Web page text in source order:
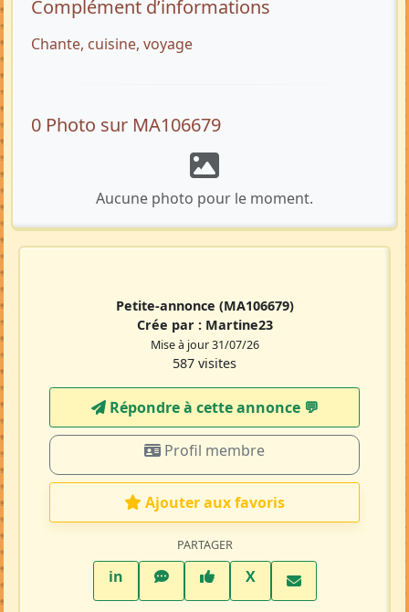
Complément d’informations
Chante, cuisine, voyage
0 Photo sur MA106679
Aucune photo pour le moment.
Petite-annonce (MA106679)
Crée par : Martine23
Mise à jour 31/07/26
587 visites
Répondre à cette annonce 💬​
Profil membre
Ajouter aux favoris
PARTAGER
inLinkedInWhatsAppFacebook
XTwitter X